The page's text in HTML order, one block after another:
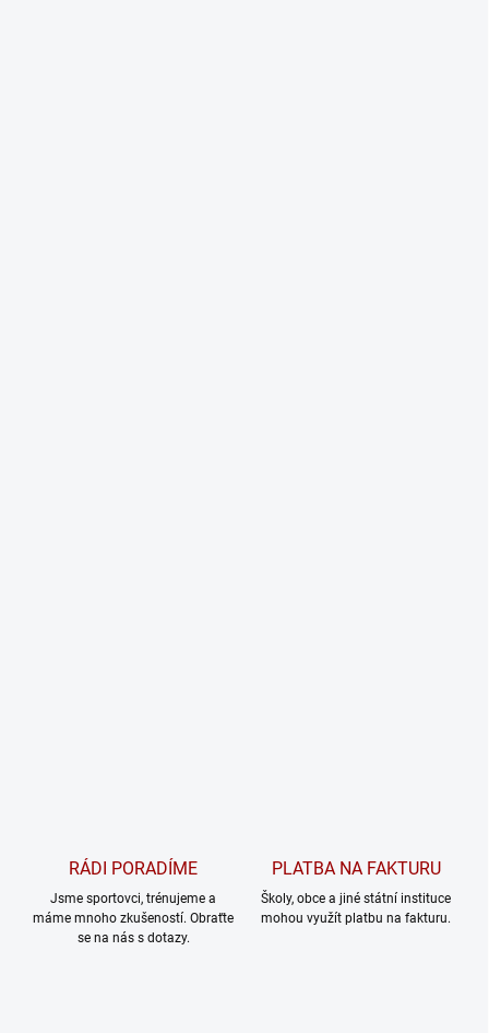
RÁDI PORADÍME
Jsme sportovci, trénujeme a
máme mnoho zkušeností. Obraťte
se na nás s dotazy.
PLATBA NA FAKTURU
Školy, obce a jiné státní instituce
mohou využít platbu na fakturu.